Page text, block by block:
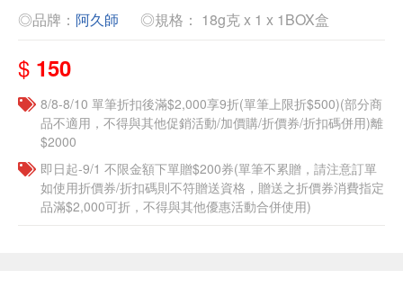
◎品牌： 阿久師 ◎規格： 18g克 x 1 x 1BOX盒
$ 150
8/8-8/10 單筆折扣後滿$2,000享9折(單筆上限折$500)(部分商
品不適用，不得與其他促銷活動/加價購/折價券/折扣碼併用)離
$2000
即日起-9/1 不限金額下單贈$200券(單筆不累贈，請注意訂單
如使用折價券/折扣碼則不符贈送資格，贈送之折價券消費指定
品滿$2,000可折，不得與其他優惠活動合併使用)